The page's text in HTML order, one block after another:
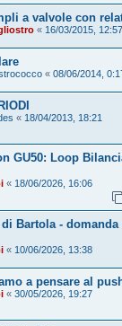
a valvole con
« 16/03/2015, 12:57
« 08/06/2014,
« 18/04/2013, 18:21
GU50: Loop
« 18/06/2026, 16:06
Bartola -
« 10/06/2026, 13:38
a pensare al
« 30/05/2026, 19:27